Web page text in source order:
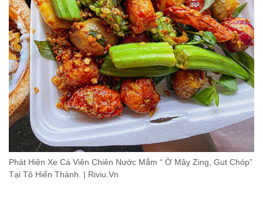
Phát Hiện Xe Cá Viên Chiên Nước Mắm “ Ờ Mây Zing, Gut Chóp”
Tại Tô Hiến Thành. | Riviu.Vn